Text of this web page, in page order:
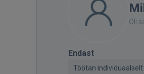
Oli
Endast
Töötan